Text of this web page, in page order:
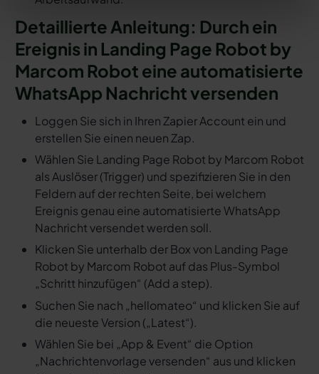
Detaillierte Anleitung: Durch ein
Ereignis in Landing Page Robot by
Marcom Robot eine automatisierte
WhatsApp Nachricht versenden
Loggen Sie sich in Ihren Zapier Account ein und
erstellen Sie einen neuen Zap.
Wählen Sie Landing Page Robot by Marcom Robot
als Auslöser (Trigger) und spezifizieren Sie in den
Feldern auf der rechten Seite, bei welchem
Ereignis genau eine automatisierte WhatsApp
Nachricht versendet werden soll.
Klicken Sie unterhalb der Box von Landing Page
Robot by Marcom Robot auf das Plus-Symbol
„Schritt hinzufügen“ (Add a step).
Suchen Sie nach „hellomateo“ und klicken Sie auf
die neueste Version („Latest“).
Wählen Sie bei „App & Event“ die Option
„Nachrichtenvorlage versenden“ aus und klicken